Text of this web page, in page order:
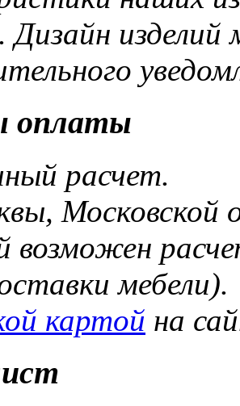
оплаты
расчет.
Московской
возможен
мебели).
картой на